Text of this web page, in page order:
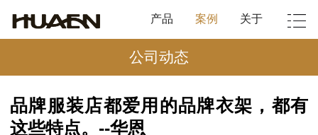
产品 案例 关于
公司动态
品牌服装店都爱用的品牌衣架，都有
这些特点。--华恩